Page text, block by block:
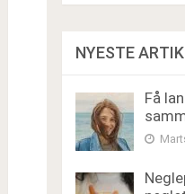
NYESTE
Få